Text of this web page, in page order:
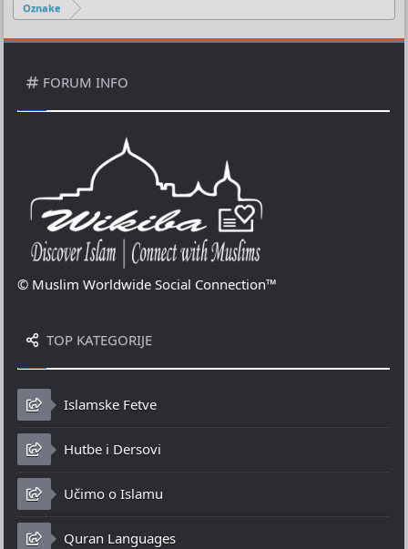
Oznake
FORUM INFO
© Muslim Worldwide Social Connection™
TOP KATEGORIJE
Islamske Fetve
Hutbe i Dersovi
Učimo o Islamu
Quran Languages